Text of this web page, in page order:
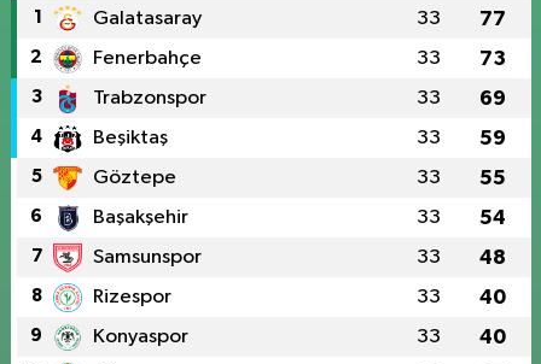
1 Galatasaray 33 77
2 Fenerbahçe 33 73
3 Trabzonspor 33 69
4 Beşiktaş 33 59
5 Göztepe 33 55
6 Başakşehir 33 54
7 Samsunspor 33 48
8 Rizespor 33 40
9 Konyaspor 33 40